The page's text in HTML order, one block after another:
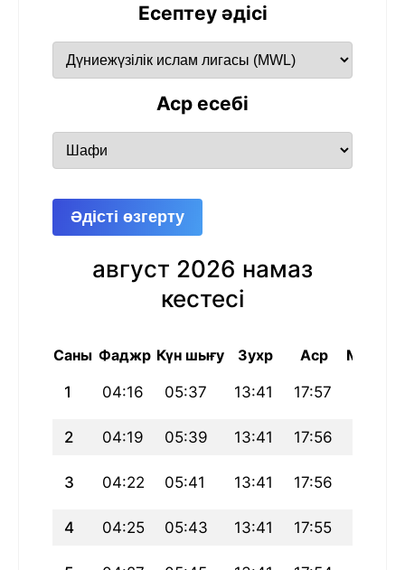
Есептеу әдісі
Аср есебі
Әдісті өзгерту
август 2026 намаз
кестесі
Саны Фаджр Күн шығу Зухр Аср Магриб
1 04:16 05:37 13:41 17:57
2 04:19 05:39 13:41 17:56
3 04:22 05:41 13:41 17:56
4 04:25 05:43 13:41 17:55